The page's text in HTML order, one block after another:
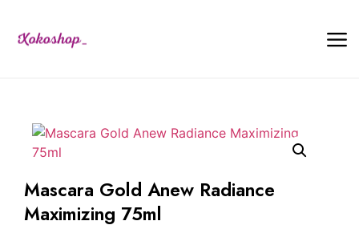
Mascara Gold Anew Radiance
Maximizing 75ml